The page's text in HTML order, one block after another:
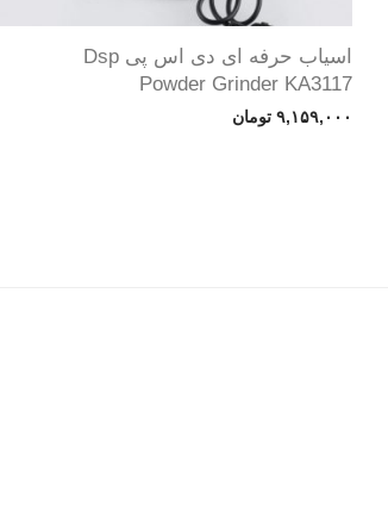
اسیاب حرفه ای دی اس پی Dsp
Powder Grinder KA3117
۹,۱۵۹,۰۰۰ تومان